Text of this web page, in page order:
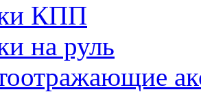
КПП
на руль